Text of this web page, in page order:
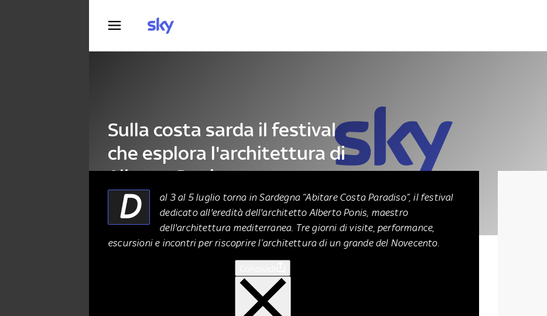
Sulla costa sarda il festival
che esplora l'architettura di
Alberto Ponis
ARCHITETTURA 26 Giugno 2026
D
al 3 al 5 luglio torna in Sardegna “Abitare Costa Paradiso”, il festival
dedicato all'eredità dell'architetto Alberto Ponis, maestro
dell'architettura mediterranea. Tre giorni di visite, performance,
escursioni e incontri per riscoprire l’architettura di un grande del Novecento.